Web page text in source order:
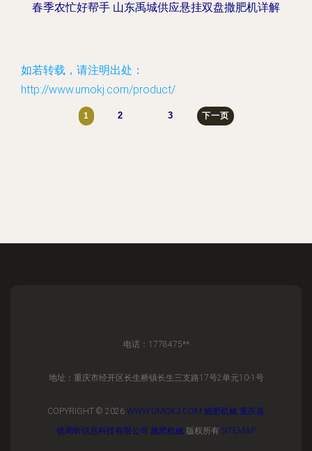
春季农忙好帮手 山东禹城供应悬挂双盘撒肥机详解
如若转载，请注明出处：
http://www.umokj.com/product/
1 2 3 下一页
电话：1778475**
地址：重庆市经开区长生桥镇长生三支路17号2单元10-1号
COPYRIGHT © 2026 WWW.UMOKJ.COM 施肥机械 重庆嘉
德周昕信息科技有限公司 施肥机械 版权所有 SITEMAP